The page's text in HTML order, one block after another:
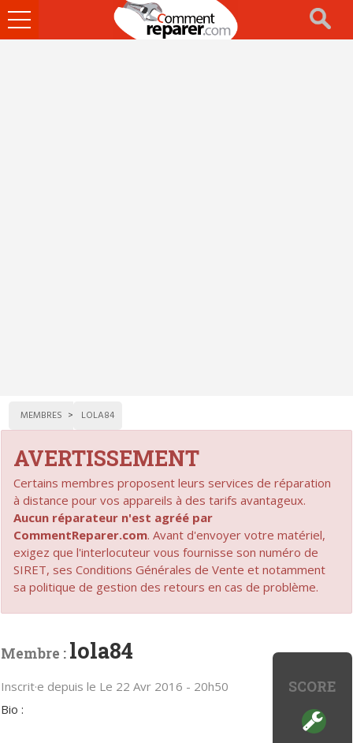
Ouvrir
le
MEMBRES LOLA84
AVERTISSEMENT
Certains membres proposent leurs services de réparation
à distance pour vos appareils à des tarifs avantageux.
Aucun réparateur n'est agréé par
CommentReparer.com. Avant d'envoyer votre matériel,
exigez que l'interlocuteur vous fournisse son numéro de
SIRET, ses Conditions Générales de Vente et notamment
sa politique de gestion des retours en cas de problème.
SCORE
Membre : lola84
Inscrit·e depuis le Le 22 Avr 2016 - 20h50
Bio :